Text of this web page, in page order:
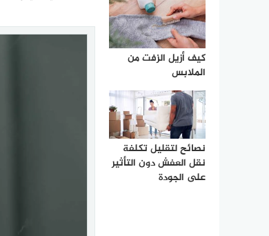
كيف أزيل الزفت من
الملابس
نصائح لتقليل تكلفة
نقل العفش دون التأثير
على الجودة